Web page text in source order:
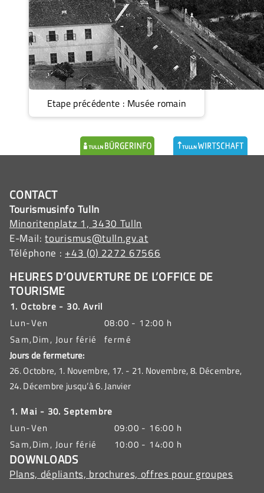
Etape précédente : Musée romain
CONTACT
Tourismusinfo Tulln
Minoritenplatz 1, 3430 Tulln
E-Mail:tourismus@tulln.gv.at
Téléphone : +43 (0) 2272 67566
HEURES D’OUVERTURE DE L’OFFICE DE
TOURISME
1. Octobre - 30. Avril
Lun-Ven
08:00 - 12:00 h
Sam,Dim, Jour férié
fermé
Jours de fermeture:
26. Octobre, 1. Novembre, 17. - 21. Novembre, 8. Décembre,
24. Décembre jusqu’à 6. Janvier
1. Mai - 30. Septembre
Lun-Ven
09:00 - 16:00 h
Sam,Dim, Jour férié
10:00 - 14:00 h
DOWNLOADS
Plans, dépliants, brochures, offres pour groupes